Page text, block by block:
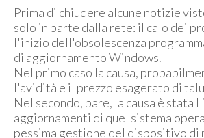
Prima di chiudere alcune notizie
solo in parte dalla rete: il calo dei
l'inizio dell'obsolescenza
di aggiornamento Windows.
Nel primo caso la causa,
l'avidità e il prezzo esagerato di
Nel secondo, pare, la causa è stata
aggiornamenti di quel sistema
pessima gestione del dispositivo di